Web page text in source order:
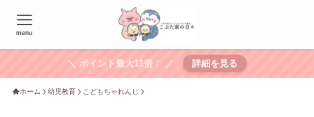
menu
＼ ポイント最大11倍！ ／ 詳細を見る
ホーム 幼児教育 こどもちゃれんじ